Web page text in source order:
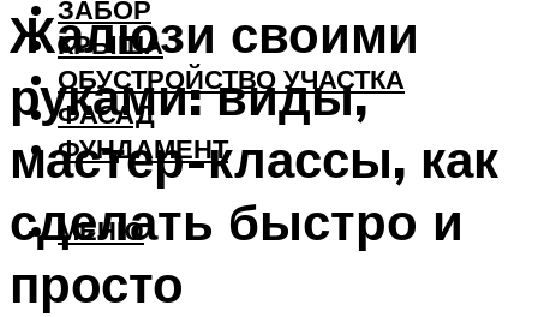
ЗАБОР
КРЫША
ОБУСТРОЙСТВО УЧАСТКА
ФАСАД
ФУНДАМЕНТ
МЕНЮ
Жалюзи своими
руками: виды,
мастер-классы, как
сделать быстро и
просто